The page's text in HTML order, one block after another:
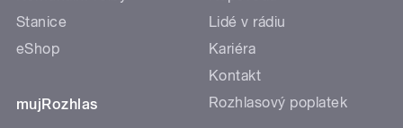
Stanice
eShop
mujRozhlas
Lidé v rádiu
Kariéra
Kontakt
Rozhlasový poplatek